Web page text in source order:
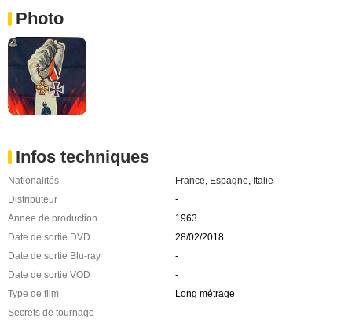
Photo
Infos techniques
Nationalités France Espagne Italie
Distributeur
-
Année de production
1963
Date de sortie DVD
28/02/2018
Date de sortie Blu-ray
-
Date de sortie VOD
-
Type de film
Long métrage
Secrets de tournage
-